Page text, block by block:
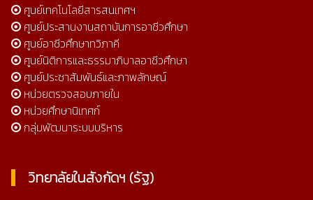
ศูนย์เทคโนโลยีสารสนเทศฯ
ศูนย์ประสานงานสถาบันการอาชีวศึกษา
ศูนย์อาชีวศึกษาทวิภาคี
ศูนย์นิติการและธรรมาภิบาลอาชีวศึกษา
ศูนย์ประชาสัมพันธ์และภาพลักษณ์
หน่วยตรวจสอบภายใน
หน่วยศึกษานิเทศก์
กลุ่มพัฒนาระบบบริหาร
วิทยาลัยในสังกัดฯ (รัฐ)